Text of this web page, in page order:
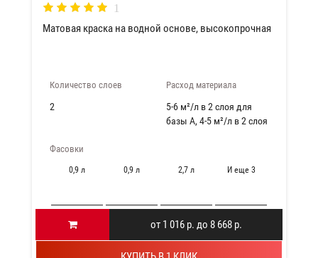
1
Матовая краска на водной основе, высокопрочная
Количество слоев
2
Расход материала
5-6 м²/л в 2 слоя для
базы А, 4-5 м²/л в 2 слоя
Фасовки
0,9 л 0,9 л 2,7 л И еще 3
от 1 016 р. до 8 668 р.